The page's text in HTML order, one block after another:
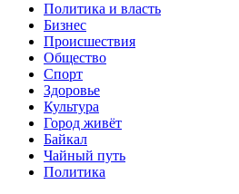
Политика и власть
Бизнес
Происшествия
Общество
Cпорт
Здоровье
Культура
Город живёт
Байкал
Чайный путь
Политика